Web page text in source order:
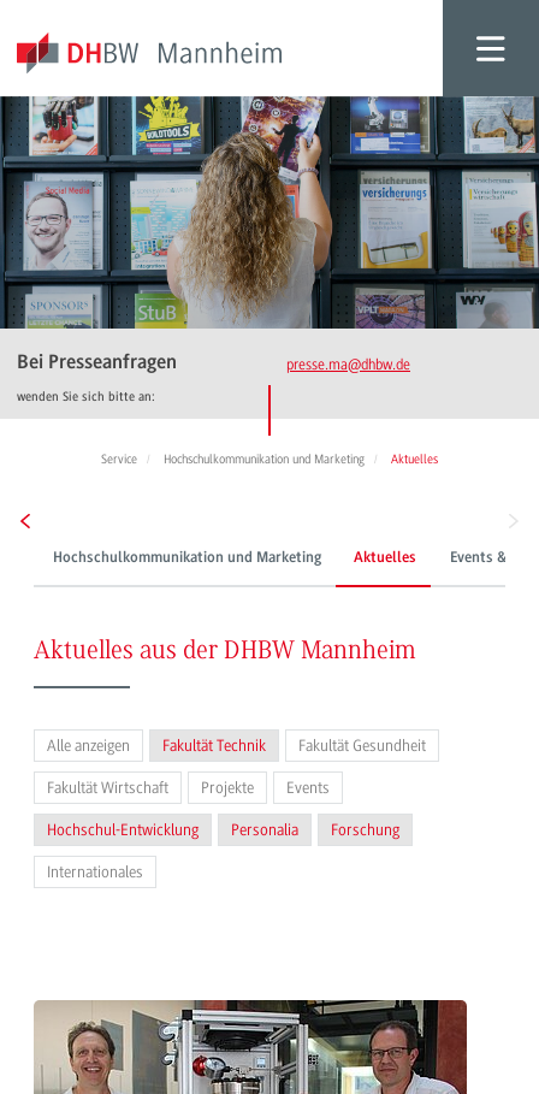
Bei Presseanfragen
wenden Sie sich bitte an:
presse.ma@dhbw.de
Service Hochschulkommunikation und Marketing Aktuelles
Hochschulkommunikation und Marketing Aktuelles Events &
Aktuelles aus der DHBW Mannheim
Alle anzeigen Fakultät Technik Fakultät Gesundheit
Fakultät Wirtschaft Projekte Events
Hochschul-Entwicklung Personalia Forschung
Internationales